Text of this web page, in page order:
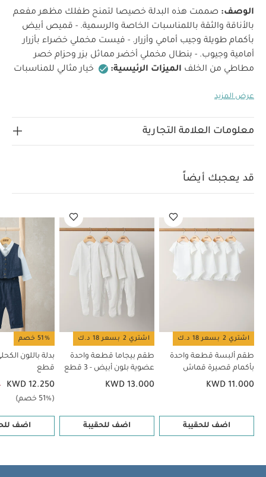
الوصف: صممت هذه البدلة خصيصا لتمنح طفلك مظهر مفعم
بالأناقة والثقة باللمناسبات الخاصة والرسمية. - قميص أبيض
بأكمام طويلة وجيب أمامي وأزرار. - فيست مخملي خضراء بأزرار
أمامية وجيوب. - بنطال مخملي أخضر مماثل بزر وحزام خصر
مطاطي من الخلف الميزات الرئيسية:
خيار مثالي للمناسبات
ارشادات العناية:
غسيل على 40 درجة مئوية
لا تستخدم
الداكنة بشكل منفصل
تعليمات السلامة وتحذيرات:
قصيرة قماش عضوي بلون أبيض - 5 قطع
طقم بيجاما قطعة واحدة
عضوية بلون أبيض - 3 قطع
بدلة باللون الكحلي، ثلاث قطع بدلة مخططة
باللون البيج، ثلاث قطع طقم بدلة بلون بني، 4 قطع
عرض المزيد
معلومات العلامة التجارية
قد يعجبك أيضاً
اشتري 2 بسعر 18 د.ك
طقم ألبسة قطعة واحدة
بأكمام قصيرة قماش
عضوي بلون أبيض - 5 قطع
KWD 11.000
اضف للحقيبة
اشتري 2 بسعر 18 د.ك
طقم بيجاما قطعة واحدة
عضوية بلون أبيض - 3 قطع
KWD 13.000
اضف للحقيبة
51% خصم
بدلة باللون
قطع
KWD 12.250
(51% خصم)
اضف